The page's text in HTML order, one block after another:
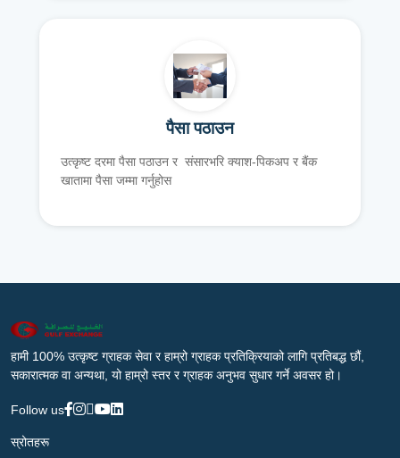
पैसा पठाउन
उत्कृष्ट दरमा पैसा पठाउन र संसारभरि क्याश-पिकअप र बैंक
खातामा पैसा जम्मा गर्नुहोस
हामी 100% उत्कृष्ट ग्राहक सेवा र हाम्रो ग्राहक प्रतिक्रियाको लागि प्रतिबद्ध छौं,
सकारात्मक वा अन्यथा, यो हाम्रो स्तर र ग्राहक अनुभव सुधार गर्ने अवसर हो।
Follow us
स्रोतहरू